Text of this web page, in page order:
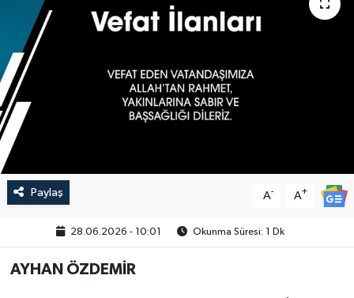
Paylaş A- A+
28.06.2026 - 10:01 Okunma Süresi: 1 Dk
AYHAN ÖZDEMİR